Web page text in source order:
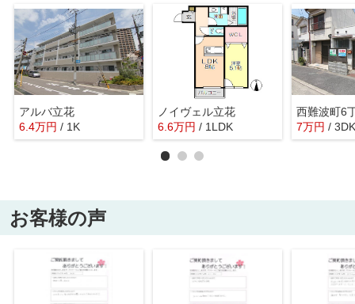
アルバ立花
6.4万円 / 1K
ノイヴェル立花
6.6万円 / 1LDK
西難波町6
7万円 / 3DK
お客様の声